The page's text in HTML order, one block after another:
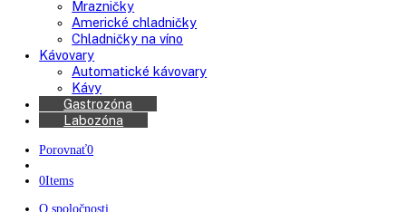
Kombinované chladničky
Chladničky
Mrazničky
Americké chladničky
Chladničky na víno
Kávovary
Automatické kávovary
Gastrozóna
Porovnať 0